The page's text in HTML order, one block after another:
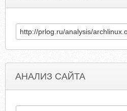
АНАЛИЗ САЙТА